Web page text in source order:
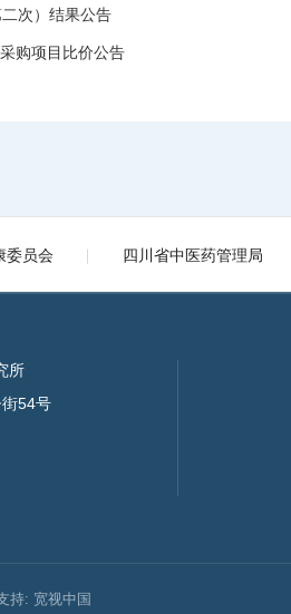
次）结果公告
购项目比价公告
委员会 四川省中医药管理局
所
54号
持: 宽视中国